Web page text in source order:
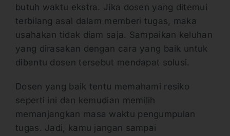
butuh waktu ekstra. Jika dosen yang ditemui
terbilang asal dalam memberi tugas, maka
usahakan tidak diam saja. Sampaikan keluhan
yang dirasakan dengan cara yang baik untuk
dibantu dosen tersebut mendapat solusi.
Dosen yang baik tentu memahami resiko
seperti ini dan kemudian memilih
memanjangkan masa waktu pengumpulan
tugas. Jadi, kamu jangan sampai